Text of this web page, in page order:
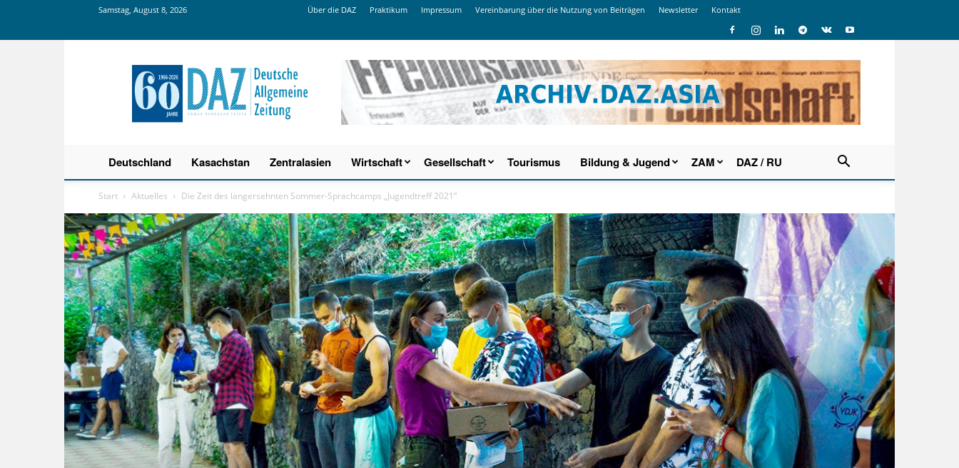
Samstag, August 8, 2026 Über die DAZ Praktikum Impressum Vereinbarung über die Nutzung von Beiträgen Newsletter Kontakt
Deutsche
Allgemeine
Zeitung
Deutschland Kasachstan Zentralasien Wirtschaft Gesellschaft Tourismus Bildung & Jugend ZAM DAZ / RU
Start Aktuelles Die Zeit des langersehnten Sommer-Sprachcamps „Jugendtreff 2021“